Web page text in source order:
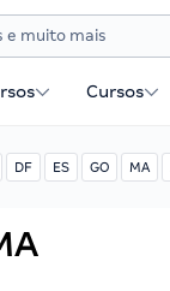
Cursos
DF ES GO MA